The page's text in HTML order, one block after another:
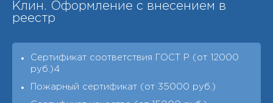
Клин. Оформление с внесением в
реестр
Сертификат соответствия ГОСТ Р (от 12000
руб.)4
Пожарный сертификат (от 35000 руб.)